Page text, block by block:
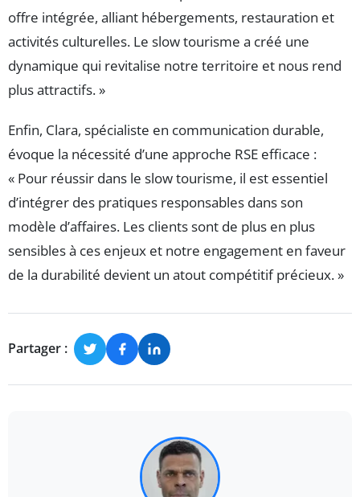
offre intégrée, alliant hébergements, restauration et
activités culturelles. Le slow tourisme a créé une
dynamique qui revitalise notre territoire et nous rend
plus attractifs. »
Enfin, Clara, spécialiste en communication durable,
évoque la nécessité d’une approche RSE efficace :
« Pour réussir dans le slow tourisme, il est essentiel
d’intégrer des pratiques responsables dans son
modèle d’affaires. Les clients sont de plus en plus
sensibles à ces enjeux et notre engagement en faveur
de la durabilité devient un atout compétitif précieux. »
Partager :